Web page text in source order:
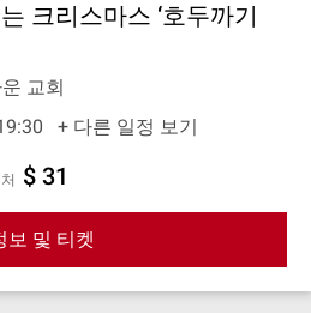
크리스마스 ‘호두까기
교회
+ 다른 일정 보기
$ 31
보 및 티켓